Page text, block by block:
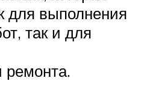
для выполнения
так и для
ремонта.